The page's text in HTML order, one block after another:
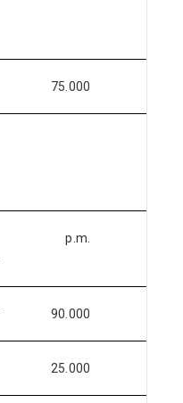
75.000
p.m.
90.000
25.000